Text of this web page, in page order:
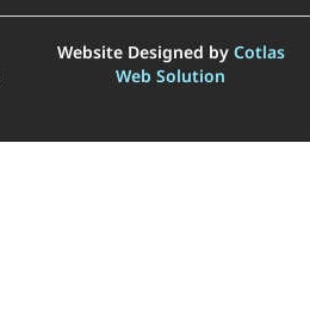
Website Designed by Cotlas
Web Solution